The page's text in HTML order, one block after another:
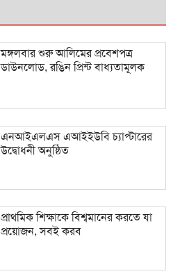
মঙ্গলবার শুরু আলিমের প্রবেশপত্র
ডাউনলোড, রঙিন প্রিন্ট বাধ্যতামূলক
এনআইএলএস এআইইউবি চ্যাপ্টারের
উদ্বোধনী অনুষ্ঠিত
প্রাথমিক শিক্ষাকে বিশ্বমানের করতে যা
প্রয়োজন, সবই করব